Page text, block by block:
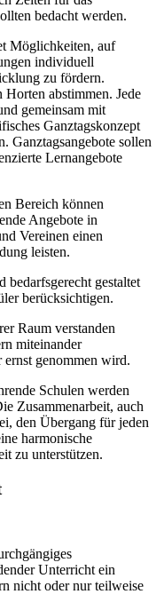
bedacht werden.
Möglichkeiten, auf
individuell
zu fördern.
abstimmen. Jede
gemeinsam mit
Ganztagskonzept
Ganztagsangebote sollen
Lernangebote
Bereich können
Angebote in
Vereinen einen
leisten.
bedarfsgerecht gestaltet
berücksichtigen.
Raum verstanden
miteinander
genommen wird.
Schulen werden
Zusammenarbeit, auch
den Übergang für jeden
harmonische
zu unterstützen.
Unterricht ein
nicht oder nur teilweise